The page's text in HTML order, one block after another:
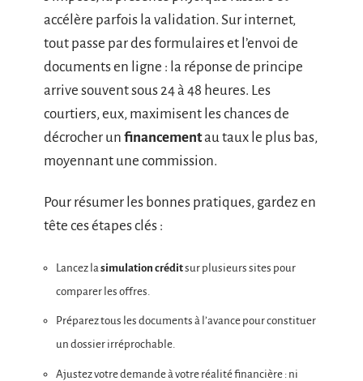
accélère parfois la validation. Sur internet,
tout passe par des formulaires et l’envoi de
documents en ligne : la réponse de principe
arrive souvent sous 24 à 48 heures. Les
courtiers, eux, maximisent les chances de
décrocher un financementau taux le plus bas,
moyennant une commission.
Pour résumer les bonnes pratiques, gardez en
tête ces étapes clés :
Lancez la simulation créditsur plusieurs sites pour
comparer les offres.
Préparez tous les documents à l’avance pour constituer
un dossier irréprochable.
Ajustez votre demande à votre réalité financière : ni